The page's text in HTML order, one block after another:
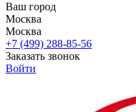
Ваш город
Москва
Москва
+7 (499) 288-85-56
Заказать звонок
Войти